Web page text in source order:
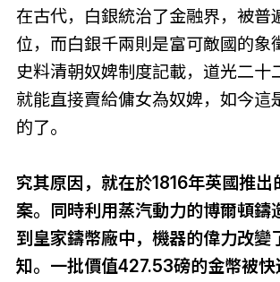
在古代，白銀統治了金融界，被普
位，而白銀千兩則是富可敵國的象
史料清朝奴婢制度記載，道光二十
就能直接賣給傭女為奴婢，如今這
的了。
究其原因，就在於1816年英國推出
案。同時利用蒸汽動力的博爾頓鑄
到皇家鑄幣廠中，機器的偉力改變
知。一批價值427.53磅的金幣被快